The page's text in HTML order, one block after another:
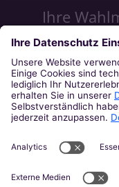
Ihre
Wir möchten Ihnen
Dazu verwenden
unserer Website
verwenden wir auch
zur Anzeige externer
über Soundcloud,
selbst entscheiden,
Bitte beachten Sie,
womöglich nicht
Verfügung stehen.